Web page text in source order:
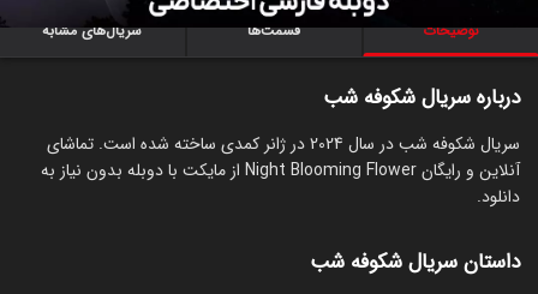
توضیحات قسمت‌ها سریال‌های مشابه
درباره سریال شکوفه شب
سریال شکوفه شب در سال 2024 در ژانر کمدی ساخته شده است. تماشای
آنلاین و رایگان Night Blooming Flower از مایکت با دوبله بدون نیاز به
دانلود.
داستان سریال شکوفه شب